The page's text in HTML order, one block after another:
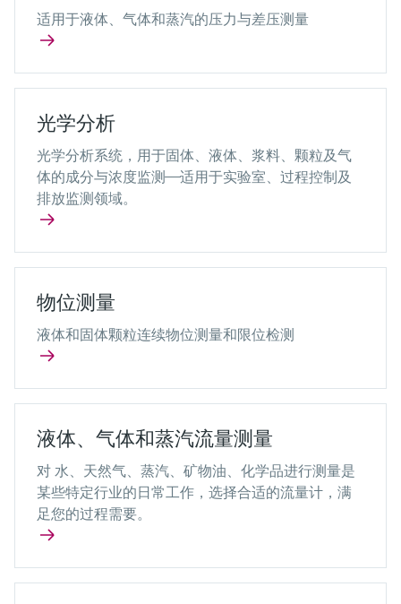
适用于液体、气体和蒸汽的压力与差压测量
光学分析
光学分析系统，用于固体、液体、浆料、颗粒及气
体的成分与浓度监测——适用于实验室、过程控制及
排放监测领域。
物位测量
液体和固体颗粒连续物位测量和限位检测
液体、气体和蒸汽流量测量
对 水、天然气、蒸汽、矿物油、化学品进行测量是
某些特定行业的日常工作，选择合适的流量计，满
足您的过程需要。